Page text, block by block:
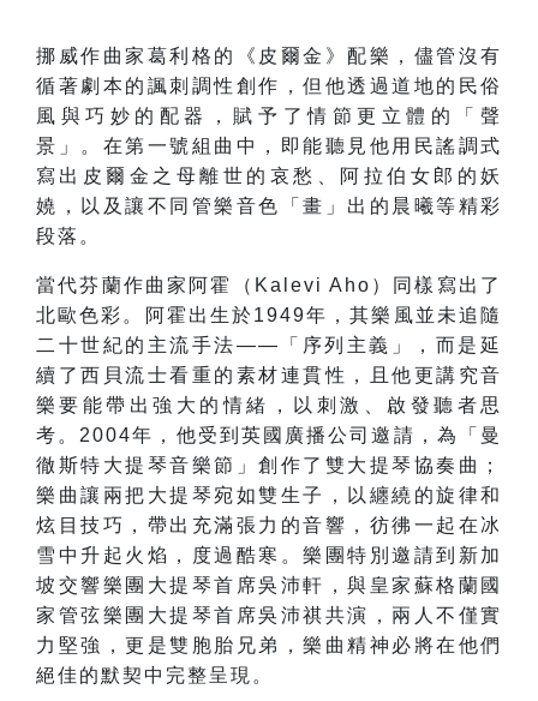
挪威作曲家葛利格的《皮爾金》配樂，儘管沒有
循著劇本的諷刺調性創作，但他透過道地的民俗
風與巧妙的配器，賦予了情節更立體的「聲
景」。在第一號組曲中，即能聽見他用民謠調式
寫出皮爾金之母離世的哀愁、阿拉伯女郎的妖
嬈，以及讓不同管樂音色「畫」出的晨曦等精彩
段落。
當代芬蘭作曲家阿霍（Kalevi Aho）同樣寫出了
北歐色彩。阿霍出生於1949年，其樂風並未追隨
二十世紀的主流手法——「序列主義」，而是延
續了西貝流士看重的素材連貫性，且他更講究音
樂要能帶出強大的情緒，以刺激、啟發聽者思
考。2004年，他受到英國廣播公司邀請，為「曼
徹斯特大提琴音樂節」創作了雙大提琴協奏曲；
樂曲讓兩把大提琴宛如雙生子，以纏繞的旋律和
炫目技巧，帶出充滿張力的音響，彷彿一起在冰
雪中升起火焰，度過酷寒。樂團特別邀請到新加
坡交響樂團大提琴首席吳沛軒，與皇家蘇格蘭國
家管弦樂團大提琴首席吳沛祺共演，兩人不僅實
力堅強，更是雙胞胎兄弟，樂曲精神必將在他們
絕佳的默契中完整呈現。